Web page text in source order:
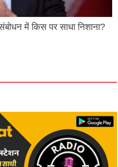
में किस पर साधा निशाना?